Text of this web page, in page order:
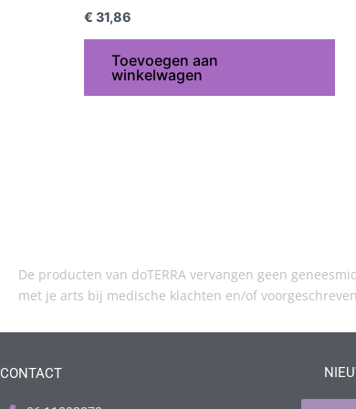
€ 31,86
Toevoegen aan
winkelwagen
De producten van doTERRA vervangen geen
met je arts bij medische klachten en/of
CONTACT